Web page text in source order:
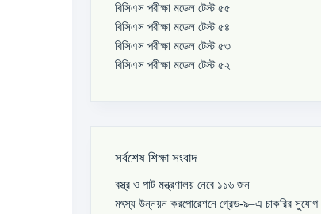
বিসিএস পরীক্ষা মডেল টেস্ট ৫৫
বিসিএস পরীক্ষা মডেল টেস্ট ৫৪
বিসিএস পরীক্ষা মডেল টেস্ট ৫৩
বিসিএস পরীক্ষা মডেল টেস্ট ৫২
সর্বশেষ শিক্ষা সংবাদ
বস্ত্র ও পাট মন্ত্রণালয় নেবে ১১৬ জন
মৎস্য উন্নয়ন করপোরেশনে গ্রেড-৯–এ চাকরির সুযোগ